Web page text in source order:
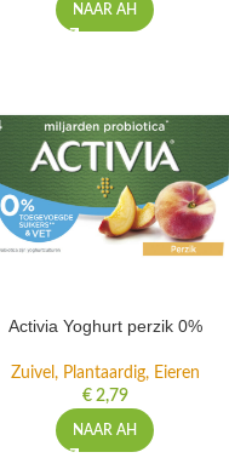
NAAR AH
Activia Yoghurt perzik 0%
Zuivel, Plantaardig, Eieren
€2,79
NAAR AH